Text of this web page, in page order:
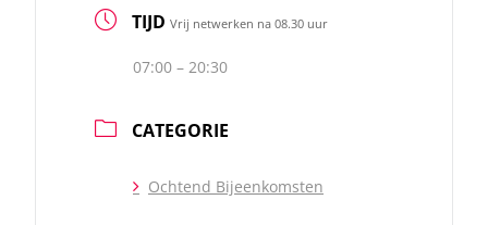
TIJD Vrij netwerken na 08.30 uur
07:00 – 20:30
CATEGORIE
Ochtend Bijeenkomsten